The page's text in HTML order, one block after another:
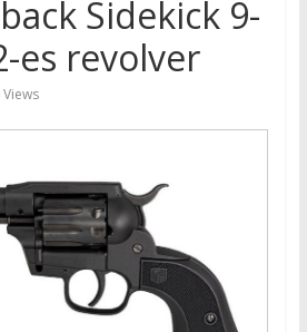
Sidekick 9-
es revolver